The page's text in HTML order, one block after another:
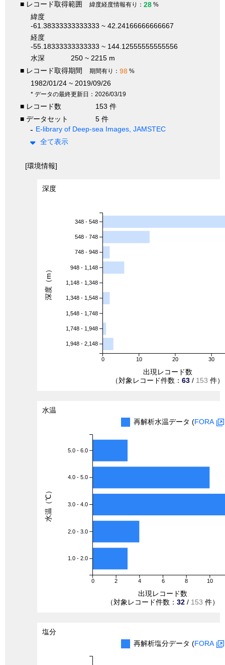
■ レコード取得範囲 緯度経度情報有り： 28 %
緯度
-61.38333333333333 ~ 42.24166666666667
経度
-55.18333333333333 ~ 144.12555555555556
水深
250 ~ 2215 m
■ レコード取得期間
期間有り： 98 %
1982/01/24 ~ 2019/09/26
* データの最終更新日：2026/03/19
■ レコード数
153 件
■ データセット
5 件
E-library of Deep-sea Images, JAMSTEC
全て表示
[環境情報]
深度
0 10 20 30
348 - 548
548 - 748
748 - 948
948 - 1,148
1,148 - 1,348
1,348 - 1,548
1,548 - 1,748
1,748 - 1,948
1,948 - 2,148
出現レコード数
（対象レコード件数： 63 / 153 件）
深度（m）
水温
再解析水温データ (FORA
0 2 4 6 8 10
5.0 - 6.0
4.0 - 5.0
3.0 - 4.0
2.0 - 3.0
1.0 - 2.0
出現レコード数
（対象レコード件数： 32 / 153 件）
水温（℃）
塩分
再解析塩分データ (FORA